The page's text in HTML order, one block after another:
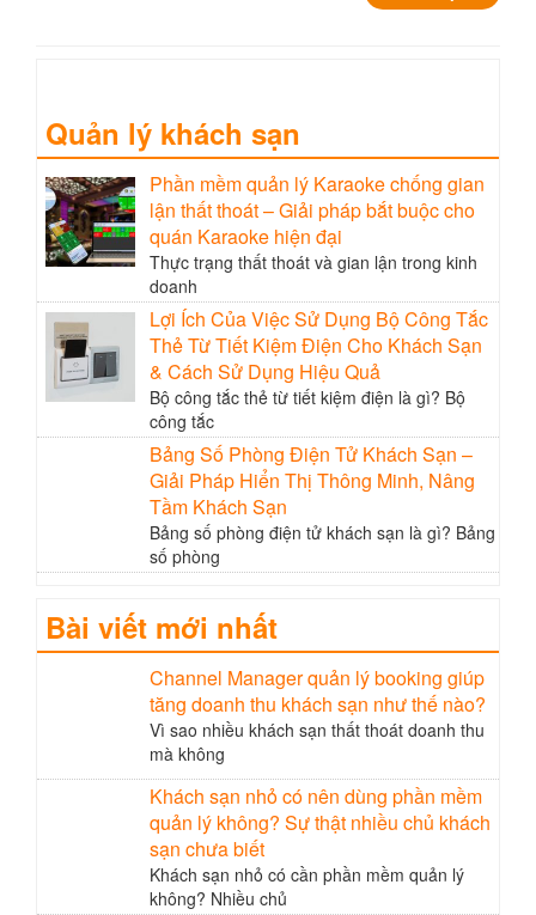
Quản lý khách sạn
Phần mềm quản lý Karaoke chống gian
lận thất thoát – Giải pháp bắt buộc cho
quán Karaoke hiện đại
Thực trạng thất thoát và gian lận trong kinh
doanh
Lợi Ích Của Việc Sử Dụng Bộ Công Tắc
Thẻ Từ Tiết Kiệm Điện Cho Khách Sạn
& Cách Sử Dụng Hiệu Quả
Bộ công tắc thẻ từ tiết kiệm điện là gì? Bộ
công tắc
Bảng Số Phòng Điện Tử Khách Sạn –
Giải Pháp Hiển Thị Thông Minh, Nâng
Tầm Khách Sạn
Bảng số phòng điện tử khách sạn là gì? Bảng
số phòng
Bài viết mới nhất
Channel Manager quản lý booking giúp
tăng doanh thu khách sạn như thế nào?
Vì sao nhiều khách sạn thất thoát doanh thu
mà không
Khách sạn nhỏ có nên dùng phần mềm
quản lý không? Sự thật nhiều chủ khách
sạn chưa biết
Khách sạn nhỏ có cần phần mềm quản lý
không? Nhiều chủ